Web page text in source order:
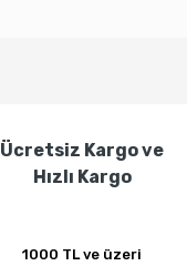
Ücretsiz Kargo ve
Hızlı Kargo
1000 TL ve üzeri